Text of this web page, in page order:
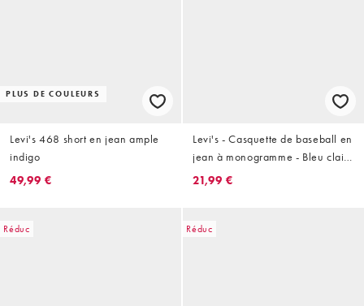
PLUS DE COULEURS
Levi's 468 short en jean ample
indigo
49,99 €
Levi's - Casquette de baseball en
jean à monogramme - Bleu clair
délavé
21,99 €
Réduc Réduc